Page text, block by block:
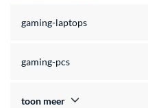
gaming-laptops
gaming-pcs
toon meer